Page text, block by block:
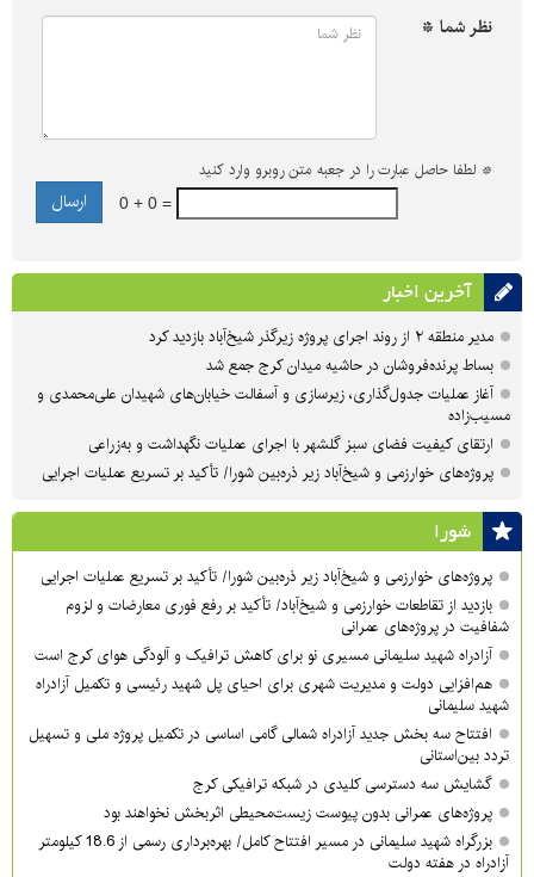
نظر شما *
* لطفا حاصل عبارت را در جعبه متن روبرو وارد کنید
0 + 0 =
آخرین اخبار
مدیر منطقه ۲ از روند اجرای پروژه زیرگذر شیخ‌آباد بازدید کرد
بساط پرنده‌فروشان در حاشیه میدان کرج جمع شد
آغاز عملیات جدول‌گذاری، زیرسازی و آسفالت خیابان‌های شهیدان علی‌محمدی و
مسیب‌زاده
ارتقای کیفیت فضای سبز گلشهر با اجرای عملیات نگهداشت و به‌زراعی
پروژه‌های خوارزمی و شیخ‌آباد زیر ذره‌بین شورا/ تأکید بر تسریع عملیات اجرایی
شورا
پروژه‌های خوارزمی و شیخ‌آباد زیر ذره‌بین شورا/ تأکید بر تسریع عملیات اجرایی
بازدید از تقاطعات خوارزمی و شیخ‌آباد/ تأکید بر رفع فوری معارضات و لزوم
شفافیت در پروژه‌های عمرانی
آزادراه شهید سلیمانی مسیری نو برای کاهش ترافیک و آلودگی هوای کرج است
هم‌افزایی دولت و مدیریت شهری برای احیای پل شهید رئیسی و تکمیل آزادراه
شهید سلیمانی
افتتاح سه بخش جدید آزادراه شمالی گامی اساسی در تکمیل پروژه ملی و تسهیل
تردد بین‌استانی
گشایش سه دسترسی کلیدی در شبکه ترافیکی کرج
پروژه‌های عمرانی بدون پیوست زیست‌محیطی اثربخش نخواهند بود
بزرگراه شهید سلیمانی در مسیر افتتاح کامل/ بهره‌برداری رسمی از 18.6 کیلومتر
آزادراه در هفته دولت